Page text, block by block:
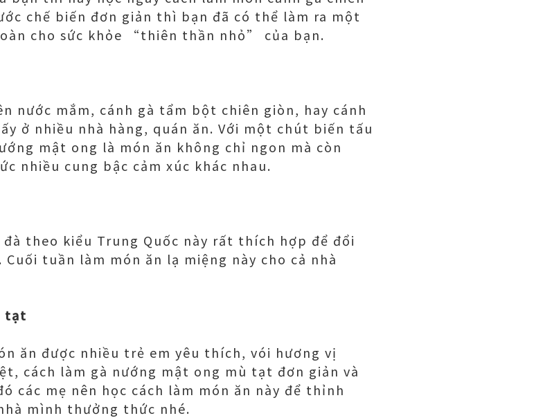
chế biến đơn giản thì bạn đã có thể làm ra một
cho sức khỏe “thiên thần nhỏ” của bạn.
nước mắm, cánh gà tẩm bột chiên giòn, hay cánh
ở nhiều nhà hàng, quán ăn. Với một chút biến tấu
mật ong là món ăn không chỉ ngon mà còn
nhiều cung bậc cảm xúc khác nhau.
theo kiểu Trung Quốc này rất thích hợp để đổi
tuần làm món ăn lạ miệng này cho cả nhà
tạt
ăn được nhiều trẻ em yêu thích, vói hương vị
cách làm gà nướng mật ong mù tạt đơn giản và
các mẹ nên học cách làm món ăn này để thỉnh
mình thưởng thức nhé.